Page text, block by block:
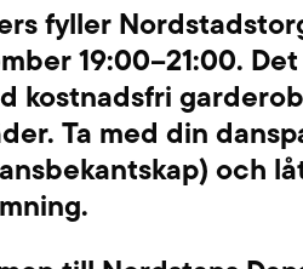
fyller
19:00–21:00.
kostnadsfri
Ta med din
och